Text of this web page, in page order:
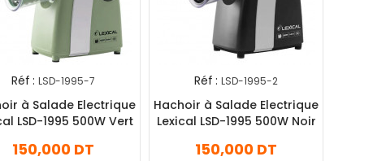
Réf : LSD-1995-7
à Salade Electrique
LSD-1995 500W Vert
150,000 DT
Réf : LSD-1995-2
Hachoir à Salade Electrique
Lexical LSD-1995 500W Noir
150,000 DT